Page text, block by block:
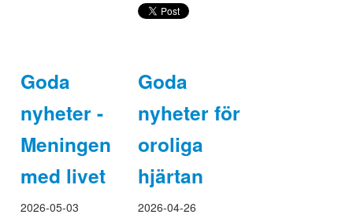
Goda
nyheter -
Meningen
med livet
2026-05-03
Goda
nyheter för
oroliga
hjärtan
2026-04-26